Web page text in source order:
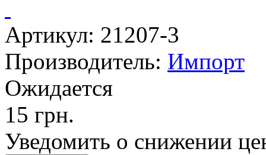
Артикул: 21207-3
Производитель: Импорт
Ожидается
15 грн.
Уведомить о снижении